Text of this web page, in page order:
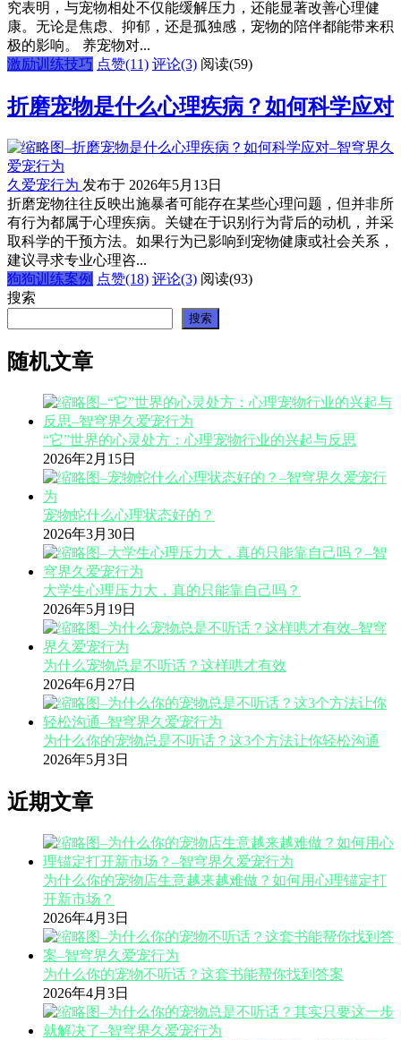
究表明，与宠物相处不仅能缓解压力，还能显著改善心理健
康。无论是焦虑、抑郁，还是孤独感，宠物的陪伴都能带来积
极的影响。 养宠物对...
激励训练技巧 点赞(11) 评论(3) 阅读(59)
折磨宠物是什么心理疾病？如何科学应对
久爱宠行为 发布于 2026年5月13日
折磨宠物往往反映出施暴者可能存在某些心理问题，但并非所
有行为都属于心理疾病。关键在于识别行为背后的动机，并采
取科学的干预方法。如果行为已影响到宠物健康或社会关系，
建议寻求专业心理咨...
狗狗训练案例 点赞(18) 评论(3) 阅读(93)
搜索
搜索
随机文章
“它”世界的心灵处方：心理宠物行业的兴起与反思
2026年2月15日
宠物蛇什么心理状态好的？
2026年3月30日
大学生心理压力大，真的只能靠自己吗？
2026年5月19日
为什么宠物总是不听话？这样哄才有效
2026年6月27日
为什么你的宠物总是不听话？这3个方法让你轻松沟通
2026年5月3日
近期文章
为什么你的宠物店生意越来越难做？如何用心理锚定打
开新市场？
2026年4月3日
为什么你的宠物不听话？这套书能帮你找到答案
2026年4月3日